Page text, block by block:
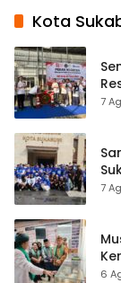
Kota
7
7
6